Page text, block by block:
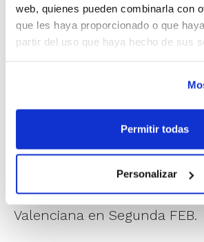
web, quienes pueden combinarla con
que les haya proporcionado o que
partir del uso que haya hecho de sus
Permitir todas
Personalizar
mantienen invictos.Amics
parte, anda también a la
una derrota. Esta última,
Un gran estreno que apunta
ser una temporada de
para los equipos de la
Valenciana en Segunda FEB.